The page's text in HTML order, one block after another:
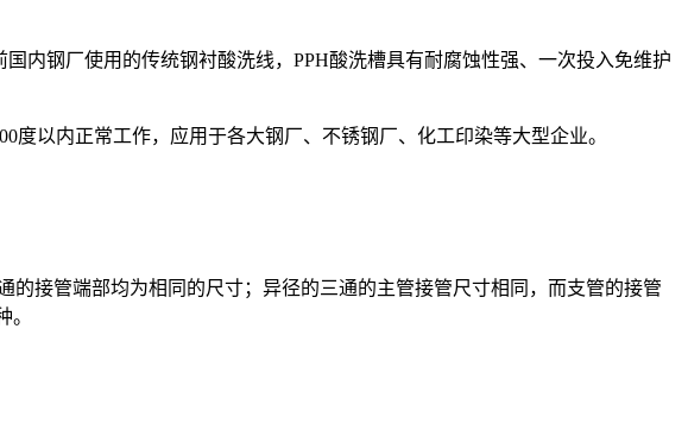
内钢厂使用的传统钢衬酸洗线，PPH酸洗槽具有耐腐蚀性强、一次投入免维护
以内正常工作，应用于各大钢厂、不锈钢厂、化工印染等大型企业。
接管端部均为相同的尺寸；异径的三通的主管接管尺寸相同，而支管的接管